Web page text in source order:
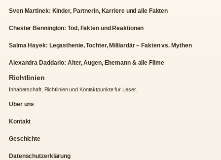
Sven Martinek: Kinder, Partnerin, Karriere und alle Fakten
Chester Bennington: Tod, Fakten und Reaktionen
Salma Hayek: Legasthenie, Tochter, Milliardär – Fakten vs. Mythen
Alexandra Daddario: Alter, Augen, Ehemann & alle Filme
Richtlinien
Inhaberschaft, Richtlinien und Kontaktpunkte fur Leser.
Über uns
Kontakt
Geschichte
Datenschutzerklärung